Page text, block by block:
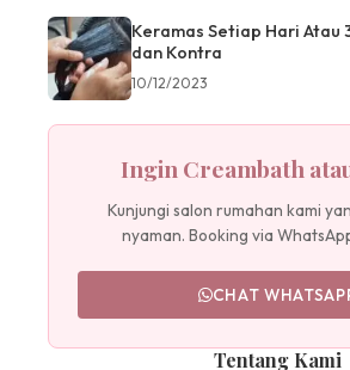
Keramas Setiap Hari Atau
dan Kontra
10/12/2023
Ingin Creambath
Kunjungi salon rumahan kami
nyaman. Booking via
CHAT
Tentang Kami